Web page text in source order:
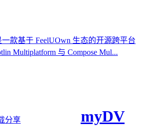
款基于 FeelUOwn 生态的开源跨平台
Multiplatform 与 Compose Mul...
分享
myDV